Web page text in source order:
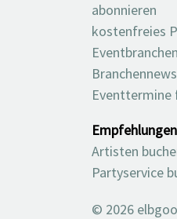
abonnieren
kostenfreies
Eventtermine
Artisten
Partyservice
© 2026